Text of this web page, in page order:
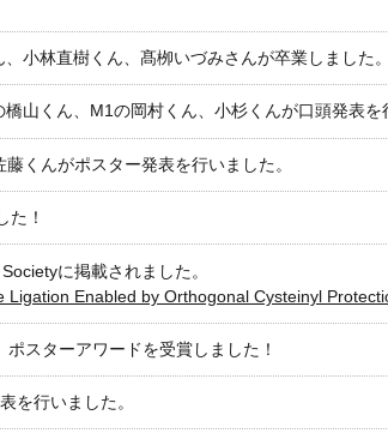
小林直樹くん、髙栁いづみさんが卒業しました
山くん、M1の岡村くん、小杉くんが口頭発表
くんがポスター発表を行いました。
た！
に掲載されました。
Enabled by Orthogonal Cysteinyl
スターアワードを受賞しました！
を行いました。